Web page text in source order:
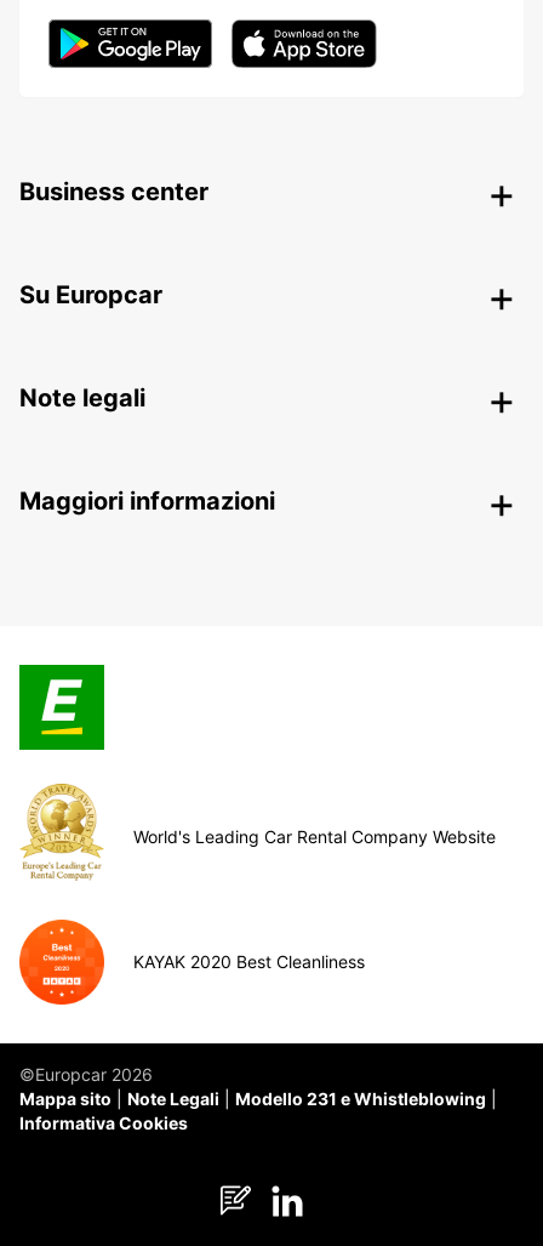
Business center
Su Europcar
Note legali
Maggiori informazioni
World's Leading Car Rental Company Website
KAYAK 2020 Best Cleanliness
©Europcar 2026
Mappa sito
Note Legali
Modello 231 e Whistleblowing
Informativa Cookies